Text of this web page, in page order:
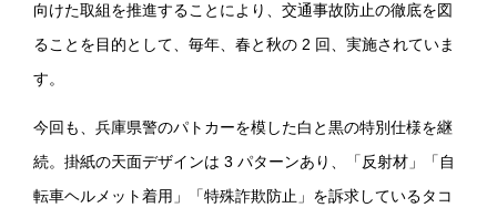
向けた取組を推進することにより、交通事故防止の徹底を図
ることを目的として、毎年、春と秋の 2 回、実施されていま
す。
今回も、兵庫県警のパトカーを模した白と黒の特別仕様を継
続。掛紙の天面デザインは 3 パターンあり、「反射材」「自
転車ヘルメット着用」「特殊詐欺防止」を訴求しているタコ